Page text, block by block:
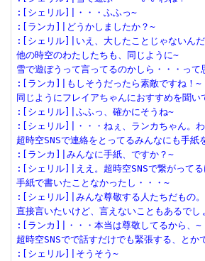
:[シェリル]|・・・ふふっ~
:[ランカ]|どうかしましたか？~
:[シェリル]|いえ、大したことじゃないん
他の時空のわたしたちも、同じように~
雪で遊ぼうって言ってるのかしら・・・って
:[ランカ]|もしそうだったら素敵ですね！~
同じようにフレイアちゃんにおすすめを聞い
:[シェリル]|ふふっ、確かにそうね~
:[シェリル]|・・・ねぇ、ランカちゃん。わ
超時空SNSで連絡をとってるみんなにも手紙
:[ランカ]|みんなに手紙、ですか？~
:[シェリル]|ええ。超時空SNSで繋がってる
手紙で書いたことなかったし・・・~
:[シェリル]|みんな尊敬する人たちだもの
直接言いたいけど、言えないこともあるでし
:[ランカ]|・・・本当は尊敬してるから、~
超時空SNSでで話すだけでも緊張する、とか
:[シェリル]|そうそう~